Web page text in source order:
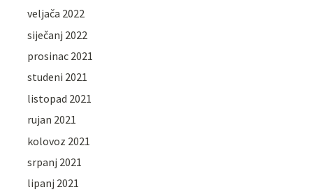
veljača 2022
siječanj 2022
prosinac 2021
studeni 2021
listopad 2021
rujan 2021
kolovoz 2021
srpanj 2021
lipanj 2021